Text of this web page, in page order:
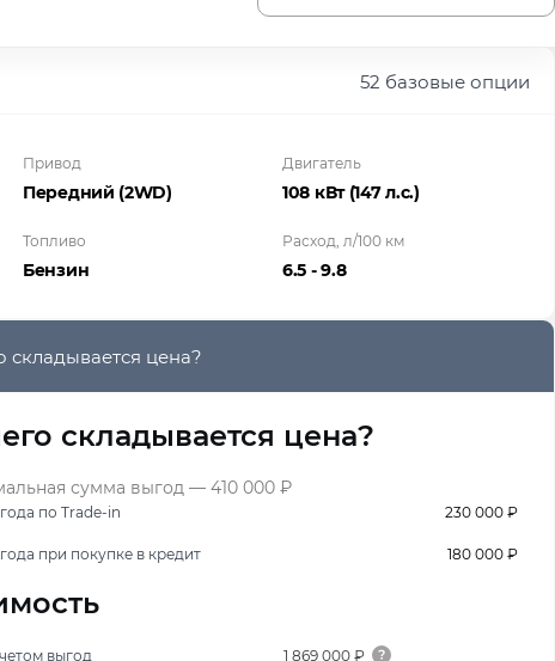
52 базовые опции
Привод
Передний (2WD)
Двигатель
108 кВт(147 л.с.)
Топливо
Бензин
Расход, л/100 км
6.5 - 9.8
складывается цена?
складывается цена?
сумма выгод — 410 000 ₽
по Trade-in 230 000 ₽
при покупке в кредит 180 000 ₽
выгод 1 869 000 ₽